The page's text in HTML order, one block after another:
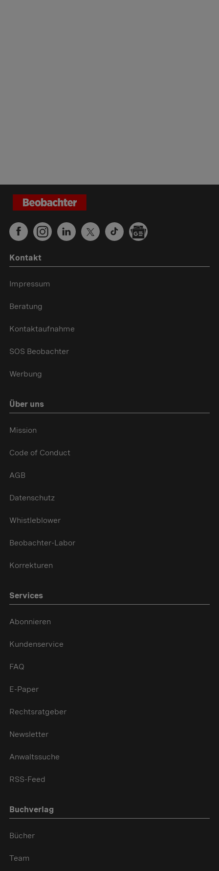
Kontakt
Impressum
Beratung
Kontaktaufnahme
SOS Beobachter
Werbung
Über uns
Mission
Code of Conduct
AGB
Datenschutz
Whistleblower
Beobachter-Labor
Korrekturen
Services
Abonnieren
Kundenservice
FAQ
E-Paper
Rechtsratgeber
Newsletter
Anwaltssuche
RSS-Feed
Buchverlag
Bücher
Team